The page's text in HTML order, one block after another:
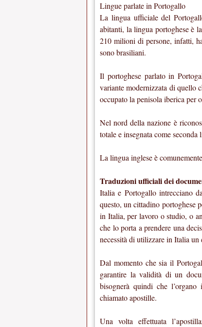
Lingue parlate in Portogallo
La lingua ufficiale del
abitanti, la lingua portoghese è
210 milioni di persone, infatti,
sono brasiliani.
Il portoghese parlato in
variante modernizzata di quello
occupato la penisola iberica per
Nel nord della nazione è
totale e insegnata come
La lingua inglese è
Traduzioni ufficiali dei
Italia e Portogallo intrecciano
questo, un cittadino portoghese
in Italia, per lavoro o studio, o
che lo porta a prendere una
necessità di utilizzare in Italia un
Dal momento che sia il
garantire la validità di un
bisognerà quindi che
chiamato apostille.
Una volta effettuata